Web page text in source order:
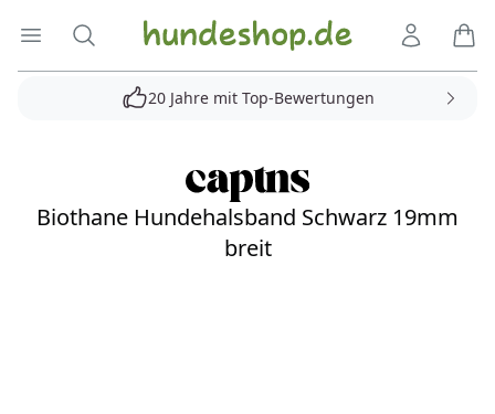
Menü öffnen
Suche Hundeshop.de
20 Jahre mit Top-Bewertungen
Biothane Hundehalsband Schwarz 19mm
breit